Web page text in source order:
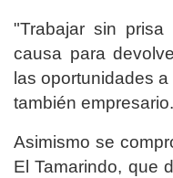
"Trabajar sin
causa para
las oportunidades
también empresario.
Asimismo se
El Tamarindo, que